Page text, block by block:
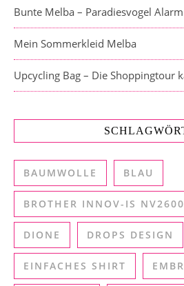
Bunte Melba – Paradiesvogel Alarm
Mein Sommerkleid Melba
Upcycling Bag – Die Shoppingtour
BAUMWOLLE BLAU
BROTHER INNOV-IS NV2600
DIONE DROPS DESIGN
EINFACHES SHIRT